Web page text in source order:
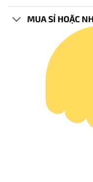
MUA SỈ HOẶC